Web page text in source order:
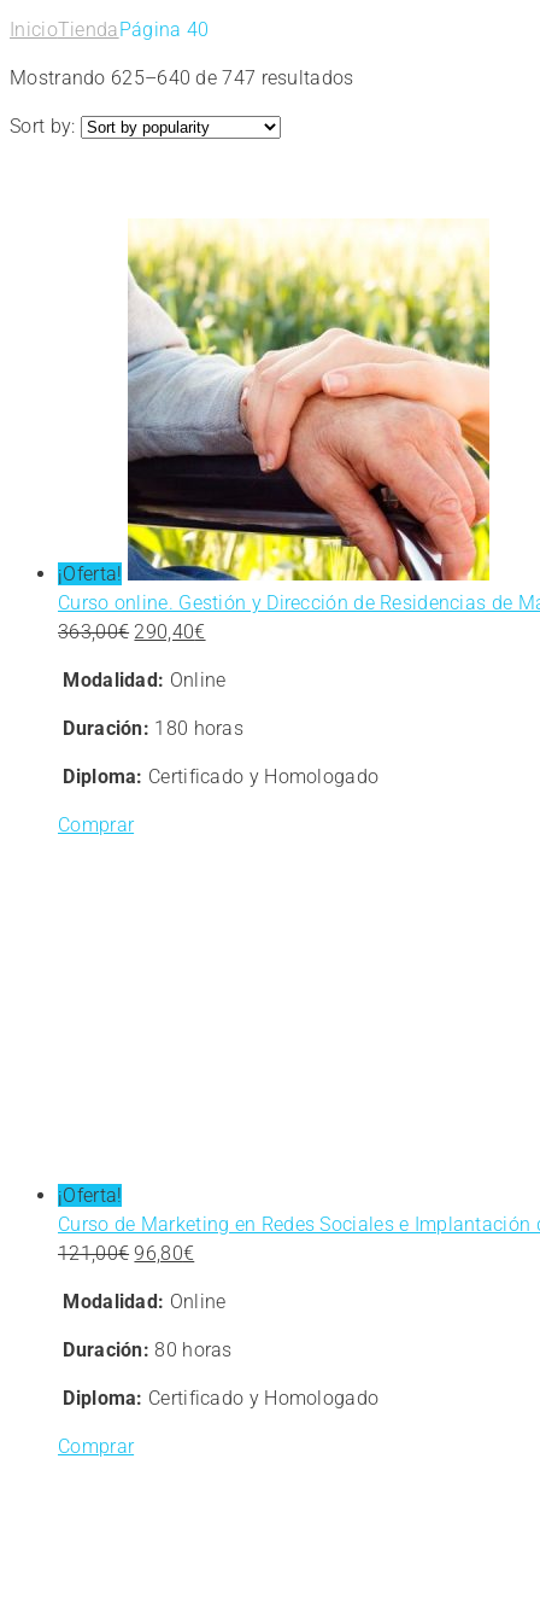
InicioTiendaPágina 40
Mostrando 625–640 de 747 resultadosOrdenado
Sort by:
¡Oferta!
Curso online. Gestión y Dirección de Residencias de
363,00€ El
original
era:
290,40€
actual
Modalidad: Online
Duración: 180 horas
Diploma: Certificado y Homologado
Comprar
¡Oferta!
Curso de Marketing en Redes Sociales e Implantación
121,00€ El
original
era:
96,80€
actual
Modalidad: Online
Duración: 80 horas
Diploma: Certificado y Homologado
Comprar